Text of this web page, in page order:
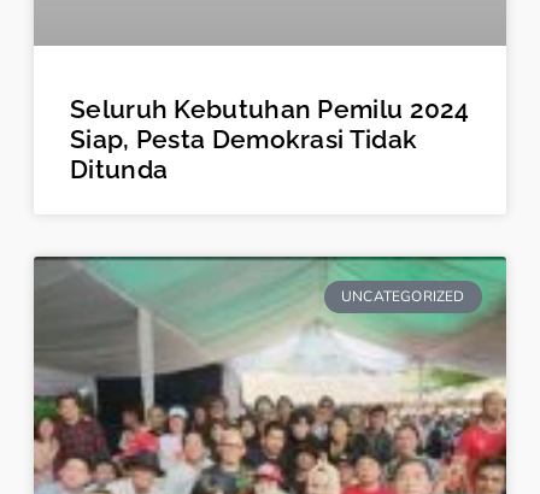
Seluruh Kebutuhan Pemilu 2024
Siap, Pesta Demokrasi Tidak
Ditunda
UNCATEGORIZED